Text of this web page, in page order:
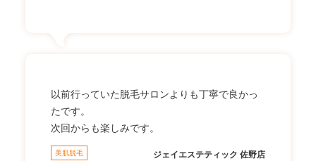
以前行っていた脱毛サロンよりも丁寧で良かっ
たです。
次回からも楽しみです。
美肌脱毛 ジェイエステティック 佐野店